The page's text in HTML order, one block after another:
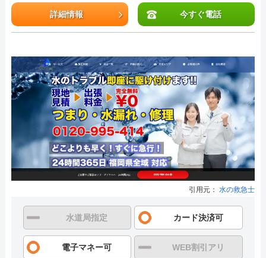
詳細情報 今すぐ電話
引用元： 水の救急士
水道局指定 カード決済可
電子マネー可 WEB割引アリ